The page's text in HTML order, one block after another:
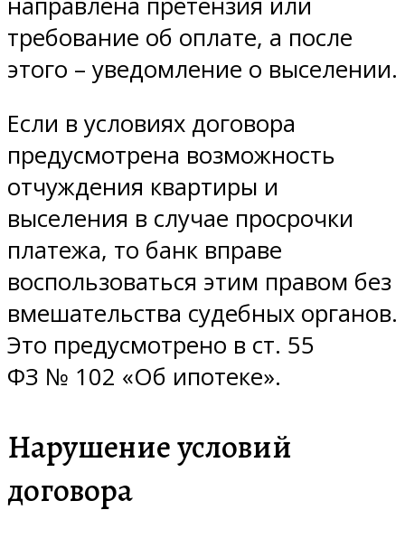
требование об оплате, а после
этого – уведомление о выселении.
Если в условиях договора
предусмотрена возможность
отчуждения квартиры и
выселения в случае просрочки
платежа, то банк вправе
воспользоваться этим правом без
вмешательства судебных органов.
Это предусмотрено в ст. 55
ФЗ № 102 «Об ипотеке».
Нарушение условий
договора